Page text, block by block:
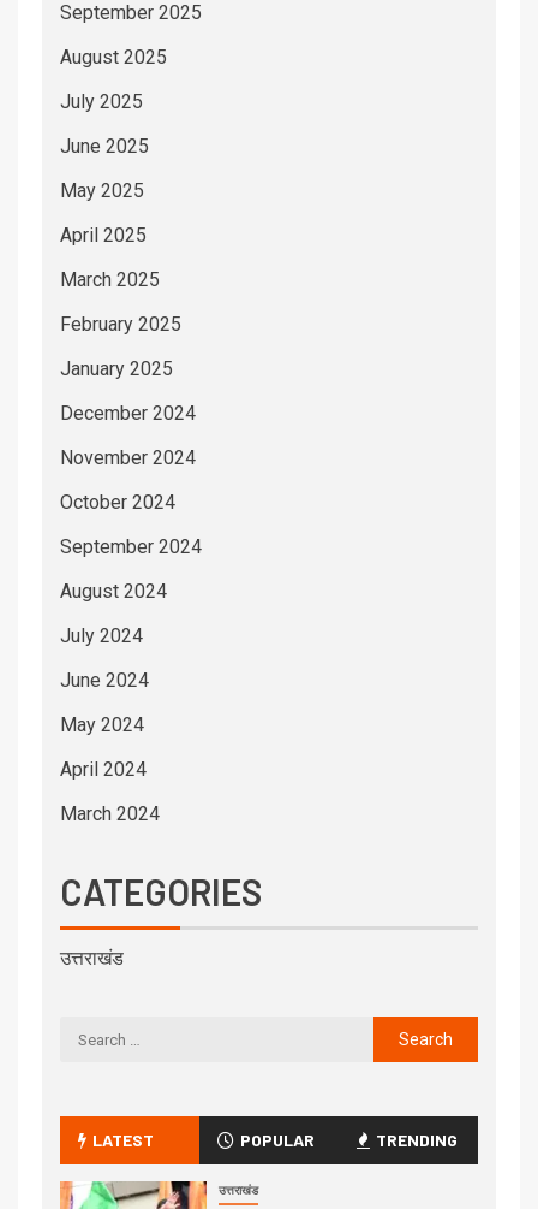
September 2025
August 2025
July 2025
June 2025
May 2025
April 2025
March 2025
February 2025
January 2025
December 2024
November 2024
October 2024
September 2024
August 2024
July 2024
June 2024
May 2024
April 2024
March 2024
CATEGORIES
उत्तराखंड
LATEST POPULAR TRENDING
उत्तराखंड